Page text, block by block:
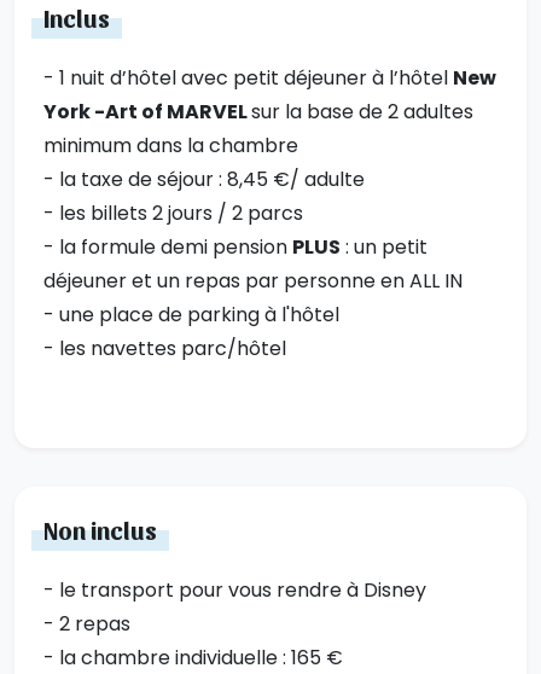
Inclus
- 1 nuit d’hôtel avec petit déjeuner à l’hôtel New
York -Art of MARVELsur la base de 2 adultes
minimum dans la chambre
- la taxe de séjour : 8,45 €/ adulte
- les billets 2 jours / 2 parcs
- la formule demi pension PLUS : un petit
déjeuner et un repas par personne en ALL IN
- une place de parking à l'hôtel
- les navettes parc/hôtel
Non inclus
- le transport pour vous rendre à Disney
- 2 repas
- la chambre individuelle : 165 €